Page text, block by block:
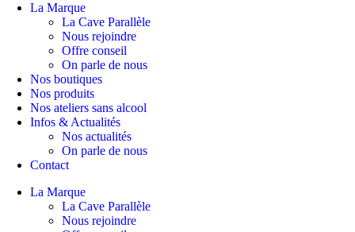
La Marque
La Cave Parallèle
Nous rejoindre
Offre conseil
On parle de nous
Nos boutiques
Nos produits
Nos ateliers sans alcool
Infos & Actualités
Nos actualités
On parle de nous
Contact
La Marque
La Cave Parallèle
Nous rejoindre